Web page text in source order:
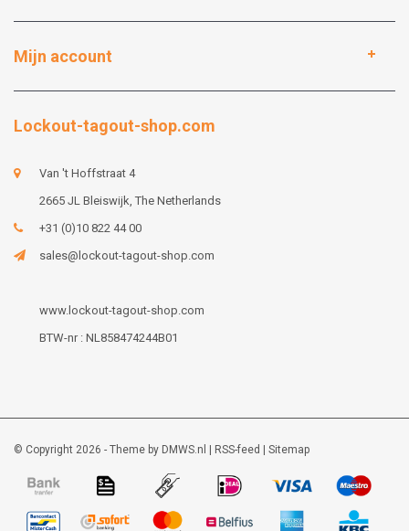
Mijn account
Lockout-tagout-shop.com
Van 't Hoffstraat 4
2665 JL Bleiswijk, The Netherlands
+31 (0)10 822 44 00
sales@lockout-tagout-shop.com
www.lockout-tagout-shop.com
BTW-nr : NL858474244B01
© Copyright 2026 - Theme by DMWS.nl RSS-feed Sitemap